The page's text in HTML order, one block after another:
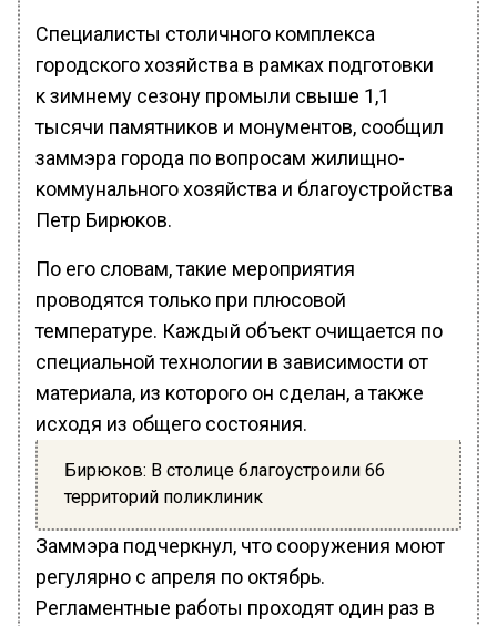
Специалисты столичного комплекса
городского хозяйства в рамках подготовки
к зимнему сезону промыли свыше 1,1
тысячи памятников и монументов, сообщил
заммэра города по вопросам жилищно-
коммунального хозяйства и благоустройства
Петр Бирюков.
По его словам, такие мероприятия
проводятся только при плюсовой
температуре. Каждый объект очищается по
специальной технологии в зависимости от
материала, из которого он сделан, а также
исходя из общего состояния.
Бирюков: В столице благоустроили 66
территорий поликлиник
Заммэра подчеркнул, что сооружения моют
регулярно с апреля по октябрь.
Регламентные работы проходят один раз в